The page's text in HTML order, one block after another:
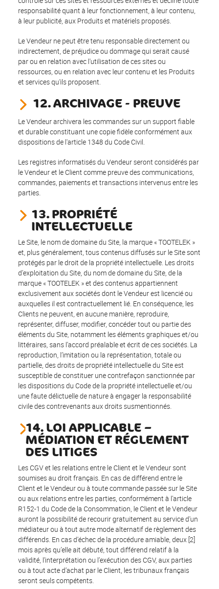
responsabilité quant à leur fonctionnement, à leur contenu,
à leur publicité, aux Produits et matériels proposés.
Le Vendeur ne peut être tenu responsable directement ou
indirectement, de préjudice ou dommage qui serait causé
par ou en relation avec l'utilisation de ces sites ou
ressources, ou en relation avec leur contenu et les Produits
et services qu'ils proposent.
12. ARCHIVAGE - PREUVE
Le Vendeur archivera les commandes sur un support fiable
et durable constituant une copie fidèle conformément aux
dispositions de l'article 1348 du Code Civil.
Les registres informatisés du Vendeur seront considérés par
le Vendeur et le Client comme preuve des communications,
commandes, paiements et transactions intervenus entre les
parties.
13. PROPRIÉTÉ
INTELLECTUELLE
Le Site, le nom de domaine du Site, la marque « TOOTELEK »
et, plus généralement, tous contenus diffusés sur le Site sont
protégés par le droit de la propriété intellectuelle. Les droits
d’exploitation du Site, du nom de domaine du Site, de la
marque « TOOTELEK » et des contenus appartiennent
exclusivement aux sociétés dont le Vendeur est licencié ou
auxquelles il est contractuellement lié. En conséquence, les
Clients ne peuvent, en aucune manière, reproduire,
représenter, diffuser, modifier, concéder tout ou partie des
éléments du Site, notamment les éléments graphiques et/ou
littéraires, sans l’accord préalable et écrit de ces sociétés. La
reproduction, l’imitation ou la représentation, totale ou
partielle, des droits de propriété intellectuelle du Site est
susceptible de constituer une contrefaçon sanctionnée par
les dispositions du Code de la propriété intellectuelle et/ou
une faute délictuelle de nature à engager la responsabilité
civile des contrevenants aux droits susmentionnés.
14. LOI APPLICABLE –
MÉDIATION ET RÉGLEMENT
DES LITIGES
Les CGV et les relations entre le Client et le Vendeur sont
soumises au droit français. En cas de différend entre le
Client et le Vendeur ou à toute commande passée sur le Site
ou aux relations entre les parties, conformément à l’article
R152-1 du Code de la Consommation, le Client et le Vendeur
auront la possibilité de recourir gratuitement au service d’un
médiateur ou à tout autre mode alternatif de règlement des
différends. En cas d’échec de la procédure amiable, deux [2]
mois après qu’elle ait débuté, tout différend relatif à la
validité, l’interprétation ou l’exécution des CGV, aux parties
ou à tout acte d’achat par le Client, les tribunaux français
seront seuls compétents.